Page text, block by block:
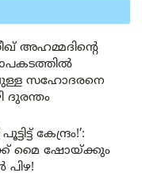
അഹമ്മദിന്റെ
സഹോദരനെ
കേന്ദ്രം!’:
മൈ ഷോയ്ക്കും